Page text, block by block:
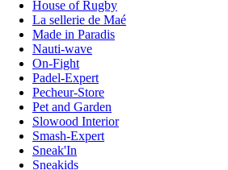
House of Rugby
La sellerie de Maé
Made in Paradis
Nauti-wave
On-Fight
Padel-Expert
Pecheur-Store
Pet and Garden
Slowood Interior
Smash-Expert
Sneak'In
Sneakids